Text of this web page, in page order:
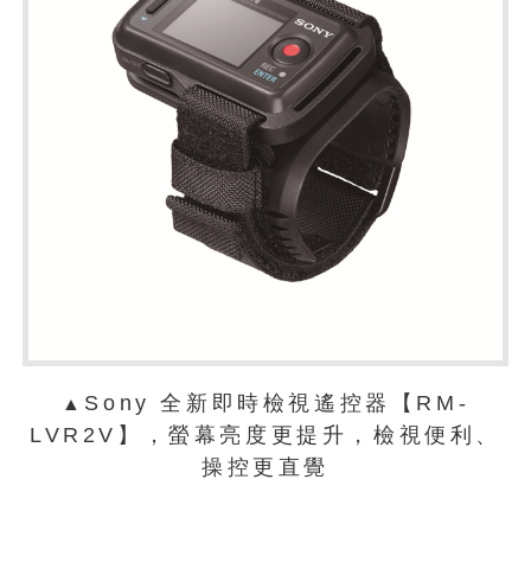
▲ Sony 全新即時檢視遙控器【RM-
LVR2V】，螢幕亮度更提升，檢視便利、
操控更直覺